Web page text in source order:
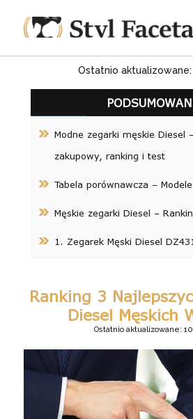
Ostatnio aktualizowane:
Modne zegarki męskie Diesel
zakupowy, ranking i test
Tabela porównawcza –
Męskie zegarki Diesel –
1. Zegarek Męski Diesel
Ranking 3
Diesel Męskich
Ostatnio aktualizowane: